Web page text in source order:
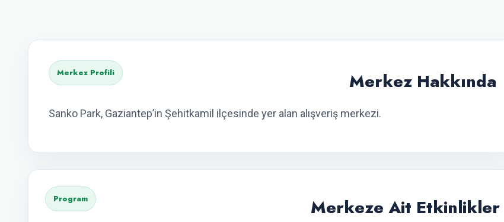
Merkez Profili Merkez Hakkında
Sanko Park, Gaziantep’in Şehitkamil ilçesinde yer alan alışveriş merkezi.
Program Merkeze Ait Etkinlikler